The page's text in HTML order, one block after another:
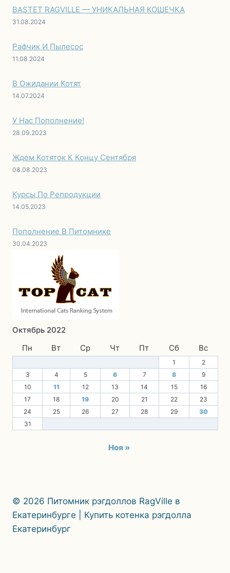
BASTET RAGVILLE — УНИКАЛЬНАЯ КОШЕЧКА
31.08.2024
Рафчик И Пылесос
11.08.2024
В Ожидании Котят
14.07.2024
У Нас Пополнение!
28.09.2023
Ждем Котяток К Концу Сентября
08.08.2023
Курсы По Репродукции
14.05.2023
Пополнение В Питомнике
30.04.2023
Октябрь 2022
Пн
Вт Ср Чт Пт Сб Вс
1
2
3
4 5 6 7 8
9
10
11 12 13 14 15
16
17
18 19 20 21 22
23
24
25 26 27 28 29
30
31
Ноя »
© 2026 Питомник рэгдоллов RagVille в
Екатеринбурге | Купить котенка рэгдолла
Екатеринбург